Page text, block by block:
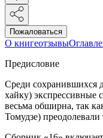
Пожаловаться
О книгеотзывы
Предисловие
Среди сохранившихся
хайку) экспрессивные
весьма обширна, так
Томудзе)